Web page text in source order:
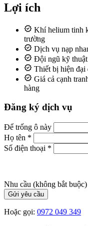
Lợi ích
Khí helium tinh
trường
Dịch vụ nạp
Đội ngũ kỹ
Thiết bị hiện đại
Giá cả cạnh
hàng
Đăng ký dịch vụ
Để trống ô này
Họ tên *
Số điện thoại *
Nhu cầu (không bắt buộc)
Gửi yêu cầu
Hoặc gọi: 0972 049 349